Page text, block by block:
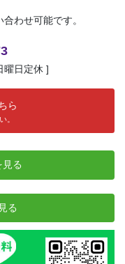
わせ可能です。
曜日定休 ]
ら
。
る
る